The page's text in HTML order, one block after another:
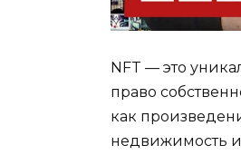
NFT — это
право
как
недвижимость и